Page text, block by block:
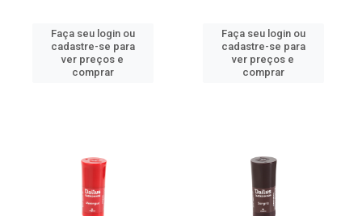
Faça seu login ou
cadastre-se para
ver preços e
comprar
Faça seu login ou
cadastre-se para
ver preços e
comprar